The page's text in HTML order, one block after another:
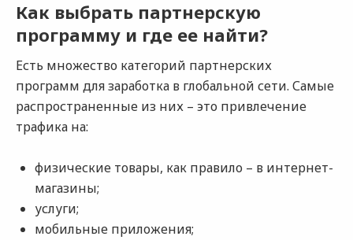
Как выбрать партнерскую
программу и где ее найти?
Есть множество категорий партнерских
программ для заработка в глобальной сети. Самые
распространенные из них – это привлечение
трафика на:
физические товары, как правило – в интернет-
магазины;
услуги;
мобильные приложения;